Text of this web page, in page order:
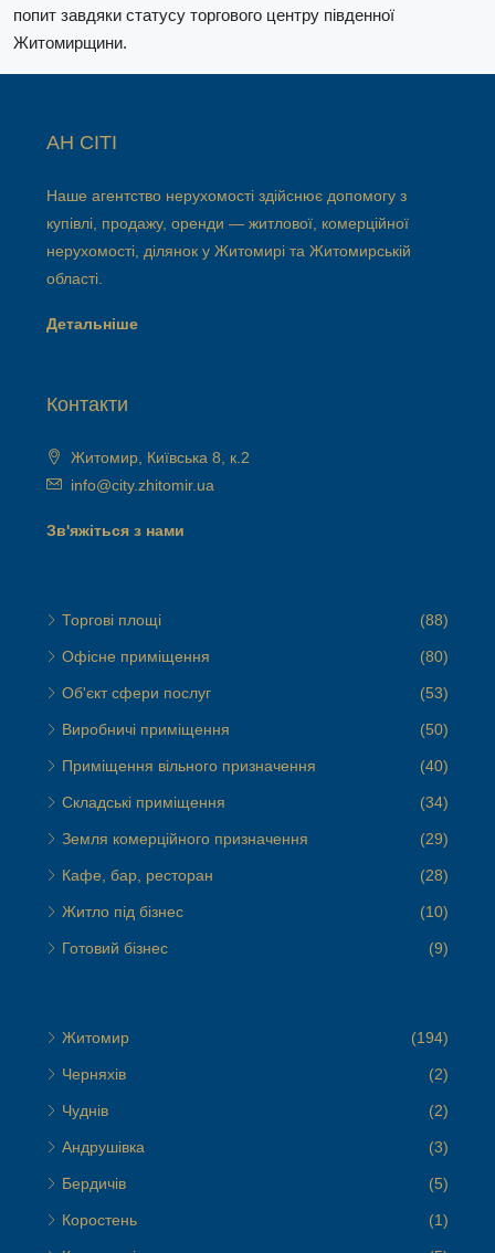
попит завдяки статусу торгового центру південної
Житомирщини.
АН СІТІ
Наше агентство нерухомості здійснює допомогу з
купівлі, продажу, оренди — житлової, комерційної
нерухомості, ділянок у Житомирі та Житомирській
області.
Детальніше
Контакти
Житомир, Київська 8, к.2
info@city.zhitomir.ua
Зв'яжіться з нами
Торгові площі (88)
Офісне приміщення (80)
Об'єкт сфери послуг (53)
Виробничі приміщення (50)
Приміщення вільного призначення (40)
Складські приміщення (34)
Земля комерційного призначення (29)
Кафе, бар, ресторан (28)
Житло під бізнес (10)
Готовий бізнес (9)
Житомир (194)
Черняхів (2)
Чуднів (2)
Андрушівка (3)
Бердичів (5)
Коростень (1)